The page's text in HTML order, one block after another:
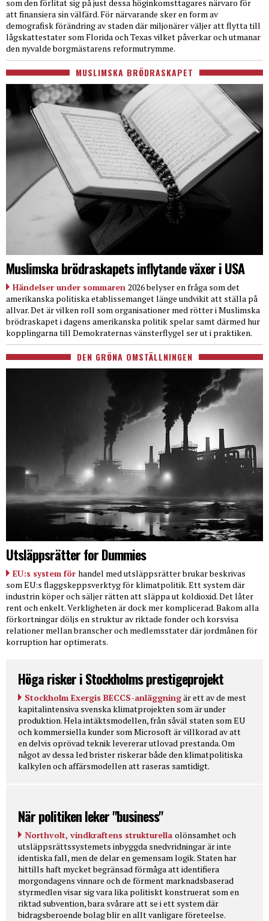
som den förlitat sig på just dessa höginkomsttagares närvaro för
att finansiera sin välfärd. För närvarande sker en form av
demografisk förändring av staden där miljonärer väljer att flytta till
lågskattestater som Florida och Texas vilket påverkar och utmanar
den nyvalde borgmästarens reformutrymme.
MUSLIMSKA BRÖDRASKAPET
Muslimska brödraskapets inflytande växer i USA
Händelser under sommaren 2026 belyser en fråga som det
amerikanska politiska etablissemanget länge undvikit att ställa på
allvar. Det är vilken roll som organisationer med rötter i Muslimska
brödraskapet i dagens amerikanska politik spelar samt därmed hur
kopplingarna till Demokraternas vänsterflygel ser ut i praktiken.
DEN GRÖNA OMSTÄLLNINGEN
Utsläppsrätter for Dummies
EU:s system för handel med utsläppsrätter brukar beskrivas
som EU:s flaggskeppsverktyg för klimatpolitik. Ett system där
industrin köper och säljer rätten att släppa ut koldioxid. Det låter
rent och enkelt. Verkligheten är dock mer komplicerad. Bakom alla
förkortningar döljs en struktur av riktade fonder och korsvisa
relationer mellan branscher och medlemsstater där jordmånen för
korruption har optimerats.
Höga risker i Stockholms prestigeprojekt
Stockholm Exergis BECCS-anläggningär ett av de mest
kapitalintensiva svenska klimatprojekten som är under
produktion. Hela intäktsmodellen, från såväl staten som EU
och kommersiella kunder som Microsoft är villkorad av att
en delvis oprövad teknik levererar utlovad prestanda. Om
något av dessa led brister riskerar både den klimatpolitiska
kalkylen och affärsmodellen att raseras samtidigt.
När politiken leker "business"
Northvolt, vindkraftens strukturella olönsamhet och
utsläppsrättssystemets inbyggda snedvridningar är inte
identiska fall, men de delar en gemensam logik. Staten har
hittills haft mycket begränsad förmåga att identifiera
morgondagens vinnare och de förment marknadsbaserad
styrmedlen visar sig vara lika politiskt konstruerat som en
riktad subvention, bara svårare att se i ett system där
bidragsberoende bolag blir en allt vanligare företeelse.